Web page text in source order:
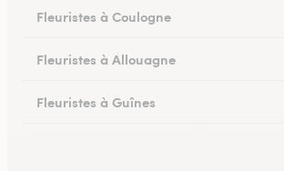
Fleuristes à Coulogne
Fleuristes à Allouagne
Fleuristes à Guînes